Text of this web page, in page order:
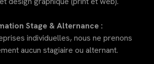
Stage & Alternance :
individuelles, nous ne prenons
aucun stagiaire ou alternant.